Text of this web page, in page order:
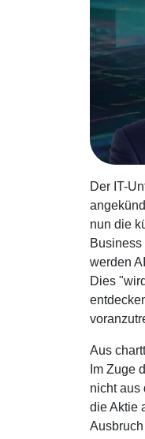
Der IT-
nun die
werden
Dies
Aus
Im Zuge
nicht aus
die Aktie